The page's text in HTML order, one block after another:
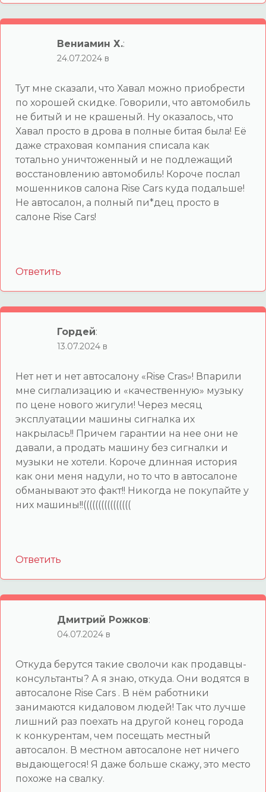
Вениамин Х.:
24.07.2024 в
Тут мне сказали, что Хавал можно приобрести
по хорошей скидке. Говорили, что автомобиль
не битый и не крашеный. Ну оказалось, что
Хавал просто в дрова в полные битая была! Её
даже страховая компания списала как
тотально уничтоженный и не подлежащий
восстановлению автомобиль! Короче послал
мошенников салона Rise Cars куда подальше!
Не автосалон, а полный пи*дец просто в
салоне Rise Cars!
Ответить
Гордей:
13.07.2024 в
Нет нет и нет автосалону «Rise Cras»! Впарили
мне сиглализацию и «качественную» музыку
по цене нового жигули! Через месяц
эксплуатации машины сигналка их
накрылась!! Причем гарантии на нее они не
давали, а продать машину без сигналки и
музыки не хотели. Короче длинная история
как они меня надули, но то что в автосалоне
обманывают это факт!! Никогда не покупайте у
них машины!!((((((((((((((((
Ответить
Дмитрий Рожков:
04.07.2024 в
Откуда берутся такие сволочи как продавцы-
консультанты? А я знаю, откуда. Они водятся в
автосалоне Rise Cars . В нём работники
занимаются кидаловом людей! Так что лучше
лишний раз поехать на другой конец города
к конкурентам, чем посещать местный
автосалон. В местном автосалоне нет ничего
выдающегося! Я даже больше скажу, это место
похоже на свалку.